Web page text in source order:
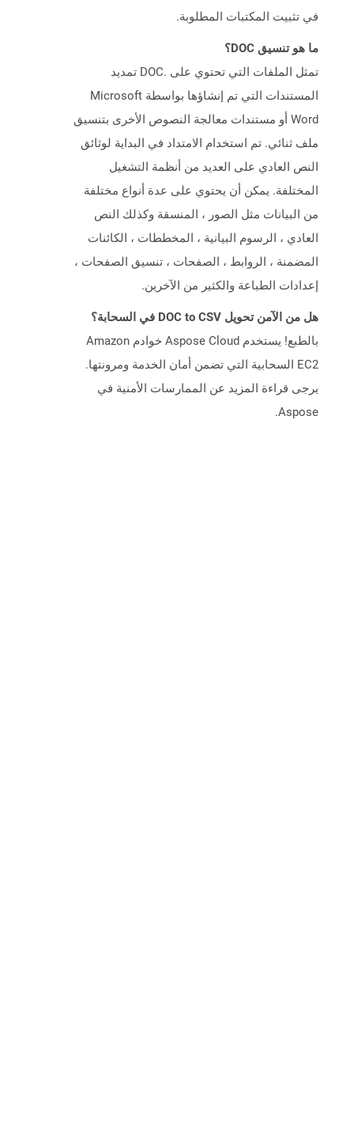
في تثبيت المكتبات المطلوبة.
ما هو تنسيق DOC؟
تمثل الملفات التي تحتوي على .DOC تمديد
المستندات التي تم إنشاؤها بواسطة Microsoft
Word أو مستندات معالجة النصوص الأخرى بتنسيق
ملف ثنائي. تم استخدام الامتداد في البداية لوثائق
النص العادي على العديد من أنظمة التشغيل
المختلفة. يمكن أن يحتوي على عدة أنواع مختلفة
من البيانات مثل الصور ، المنسقة وكذلك النص
العادي ، الرسوم البيانية ، المخططات ، الكائنات
المضمنة ، الروابط ، الصفحات ، تنسيق الصفحات ،
إعدادات الطباعة والكثير من الآخرين.
هل من الآمن تحويل DOC to CSV في السحابة؟
بالطبع! يستخدم Aspose Cloud خوادم Amazon
EC2 السحابية التي تضمن أمان الخدمة ومرونتها.
يرجى قراءة المزيد عن الممارسات الأمنية في
Aspose.